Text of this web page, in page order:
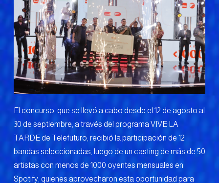
El concurso, que se llevó a cabo desde el 12 de agosto al
30 de septiembre, a través del programa VIVE LA
TARDE de Telefuturo, recibió la participación de 12
bandas seleccionadas, luego de un casting de más de 50
artistas con menos de 1000 oyentes mensuales en
Spotify, quienes aprovecharon esta oportunidad para